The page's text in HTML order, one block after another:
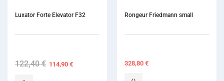
Luxator Forte Elevator F32
122,40€ Original
price
114,90€Current
price
Rongeur Friedmann small
328,80 €